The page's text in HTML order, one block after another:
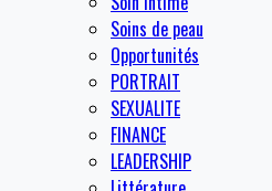
Soins de peau
Opportunités
PORTRAIT
SEXUALITE
FINANCE
LEADERSHIP